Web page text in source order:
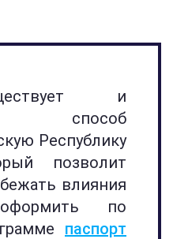
и
способ
Республику
позволит
влияния
по
паспорт